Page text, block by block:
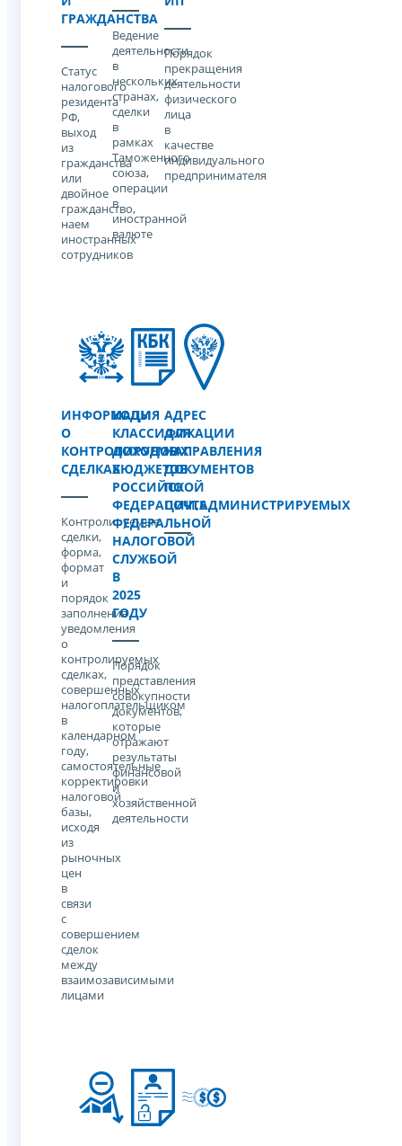
ГРАЖДАНСТВА
Статус
налогового
резидента
РФ,
выход
из
гражданства
или
двойное
гражданство,
наем
иностранных
сотрудников
Ведение
деятельности
в
нескольких
странах,
сделки
в
рамках
Таможенного
союза,
операции
в
иностранной
валюте
Порядок
прекращения
деятельности
физического
лица
в
качестве
индивидуального
предпринимателя
ИНФОРМАЦИЯ
О
КОНТРОЛИРУЕМЫХ
СДЕЛКАХ
Контролируемые
сделки,
форма,
формат
и
порядок
заполнения
уведомления
о
контролируемых
сделках,
совершенных
налогоплательщиком
в
календарном
году,
самостоятельные
корректировки
налоговой
базы,
исходя
из
рыночных
цен
в
связи
с
совершением
сделок
между
взаимозависимыми
лицами
КОДЫ
КЛАССИФИКАЦИИ
ДОХОДОВ
БЮДЖЕТОВ
РОССИЙСКОЙ
ФЕДЕРАЦИИ,АДМИНИСТРИРУЕМЫХ
ФЕДЕРАЛЬНОЙ
НАЛОГОВОЙ
СЛУЖБОЙ
В
2025
ГОДУ
Порядок
представления
совокупности
документов,
которые
отражают
результаты
финансовой
и
хозяйственной
деятельности
АДРЕС
ДЛЯ
НАПРАВЛЕНИЯ
ДОКУМЕНТОВ
ПО
ПОЧТЕ